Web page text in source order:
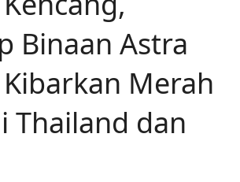
Binaan Astra
Merah
Thailand dan